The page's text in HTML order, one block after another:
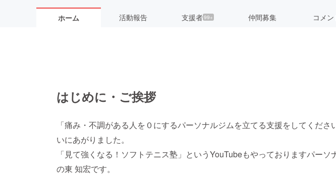
ホーム 活動報告 支援者99+ 仲間募集 コメン
はじめに・ご挨拶
「痛み・不調がある人を０にするパーソナルジムを立てる支援をしてくださ
いにあがりました。
「見て強くなる！ソフトテニス塾」というYouTubeもやっておりますパーソ
の東 知宏です。